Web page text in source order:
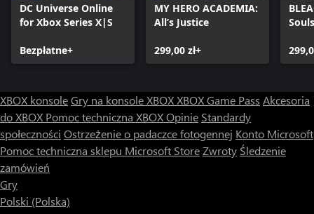
DC Universe Online
for Xbox Series X|S
Bezpłatne+
MY HERO ACADEMIA:
All’s Justice
299,00 zł+
Souls
XBOX konsoleGry na konsole XBOXXBOX Game Pass Akcesoria
do XBOX Pomoc techniczna XBOXOpinie Standardy
społeczności Ostrzeżenie o padaczce fotogennej Konto Microsoft
Pomoc techniczna sklepu Microsoft StoreZwroty Śledzenie
zamówień
Gry
Polski (Polska)